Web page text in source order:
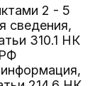
2 - 5
сведения,
310.1 НК